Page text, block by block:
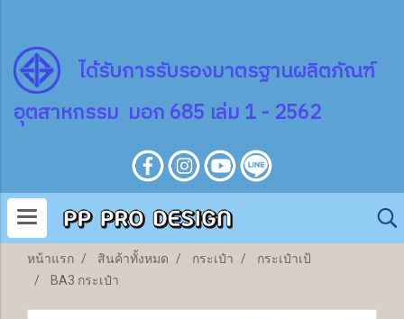
ได้รับการรับรองมาตรฐานผลิตภัณฑ์
อุตสาหกรรม มอก 685 เล่ม 1 - 2562
หน้าแรก สินค้าทั้งหมด กระเป๋า
กระเป๋าเป้
BA3 กระเป๋า